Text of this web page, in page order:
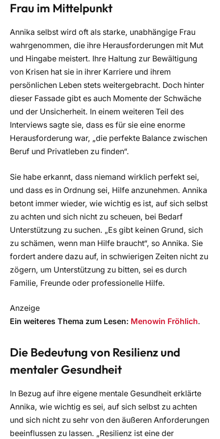
Frau im Mittelpunkt
Annika selbst wird oft als starke, unabhängige Frau
wahrgenommen, die ihre Herausforderungen mit Mut
und Hingabe meistert. Ihre Haltung zur Bewältigung
von Krisen hat sie in ihrer Karriere und ihrem
persönlichen Leben stets weitergebracht. Doch hinter
dieser Fassade gibt es auch Momente der Schwäche
und der Unsicherheit. In einem weiteren Teil des
Interviews sagte sie, dass es für sie eine enorme
Herausforderung war, „die perfekte Balance zwischen
Beruf und Privatleben zu finden“.
Sie habe erkannt, dass niemand wirklich perfekt sei,
und dass es in Ordnung sei, Hilfe anzunehmen. Annika
betont immer wieder, wie wichtig es ist, auf sich selbst
zu achten und sich nicht zu scheuen, bei Bedarf
Unterstützung zu suchen. „Es gibt keinen Grund, sich
zu schämen, wenn man Hilfe braucht“, so Annika. Sie
fordert andere dazu auf, in schwierigen Zeiten nicht zu
zögern, um Unterstützung zu bitten, sei es durch
Familie, Freunde oder professionelle Hilfe.
Anzeige
Ein weiteres Thema zum Lesen: Menowin Fröhlich.
Die Bedeutung von Resilienz und
mentaler Gesundheit
In Bezug auf ihre eigene mentale Gesundheit erklärte
Annika, wie wichtig es sei, auf sich selbst zu achten
und sich nicht zu sehr von den äußeren Anforderungen
beeinflussen zu lassen. „Resilienz ist eine der